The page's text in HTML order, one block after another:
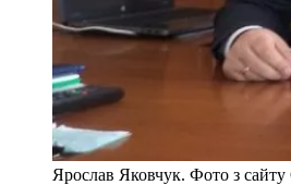
Ярослав Яковчук. Фото з